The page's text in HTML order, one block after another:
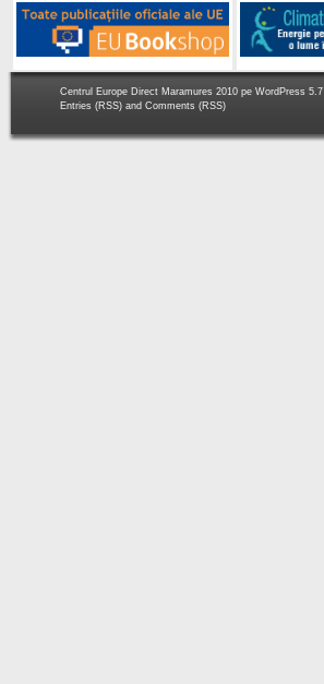
Centrul Europe Direct Maramures 2010 pe WordPress 5.7
Entries (RSS) and Comments (RSS)